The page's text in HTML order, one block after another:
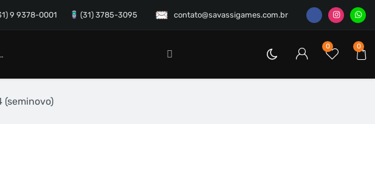
contato@savassigames.com.br
9 9378-0001 (31) 3785-3095
0
0
(seminovo)